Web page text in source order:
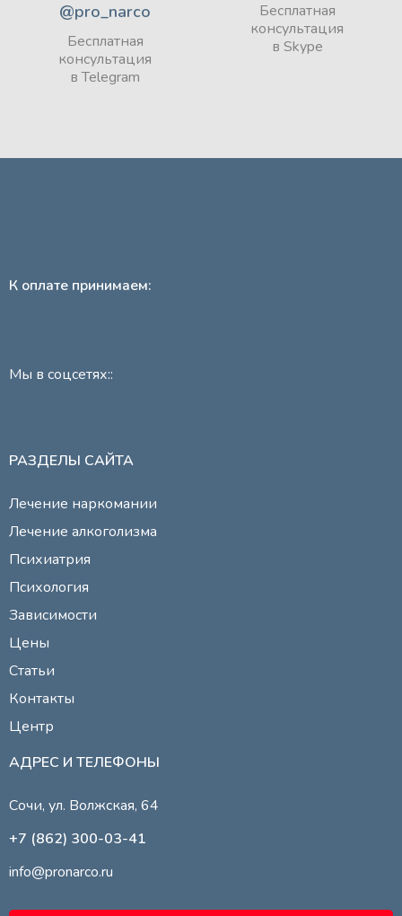
@pro_narco
Бесплатная
консультация
в Telegram
Бесплатная
консультация
в Skype
К оплате принимаем:
Мы в соцсетях::
РАЗДЕЛЫ САЙТА
Лечение наркомании
Лечение алкоголизма
Психиатрия
Психология
Зависимости
Цены
Статьи
Контакты
Центр
АДРЕС И ТЕЛЕФОНЫ
Сочи, ул. Волжская, 64
+7 (862) 300-03-41
info@pronarco.ru